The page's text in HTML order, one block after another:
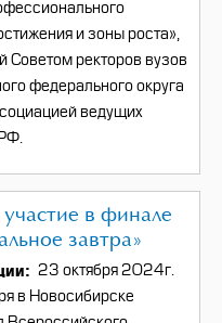
и зоны роста»,
Советом ректоров вузов
федерального округа
ведущих
в финале
завтра»
23 октября 2024г.
в Новосибирске